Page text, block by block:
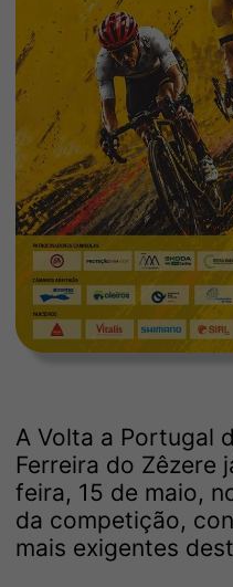
A Volta a Portugal
Ferreira do Zêzere
feira, 15 de maio,
da competição,
mais exigentes